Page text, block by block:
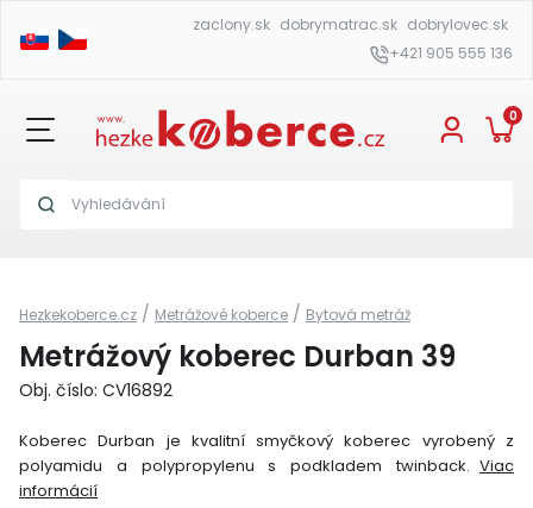
zaclony.sk dobrymatrac.sk dobrylovec.sk
+421 905 555 136
0
Hezkekoberce.cz / Metrážové koberce / Bytová metráž
Metrážový koberec Durban 39
Obj. číslo: CV16892
Koberec Durban je kvalitní smyčkový koberec vyrobený z
polyamidu a polypropylenu s podkladem twinback. Viac
informácií